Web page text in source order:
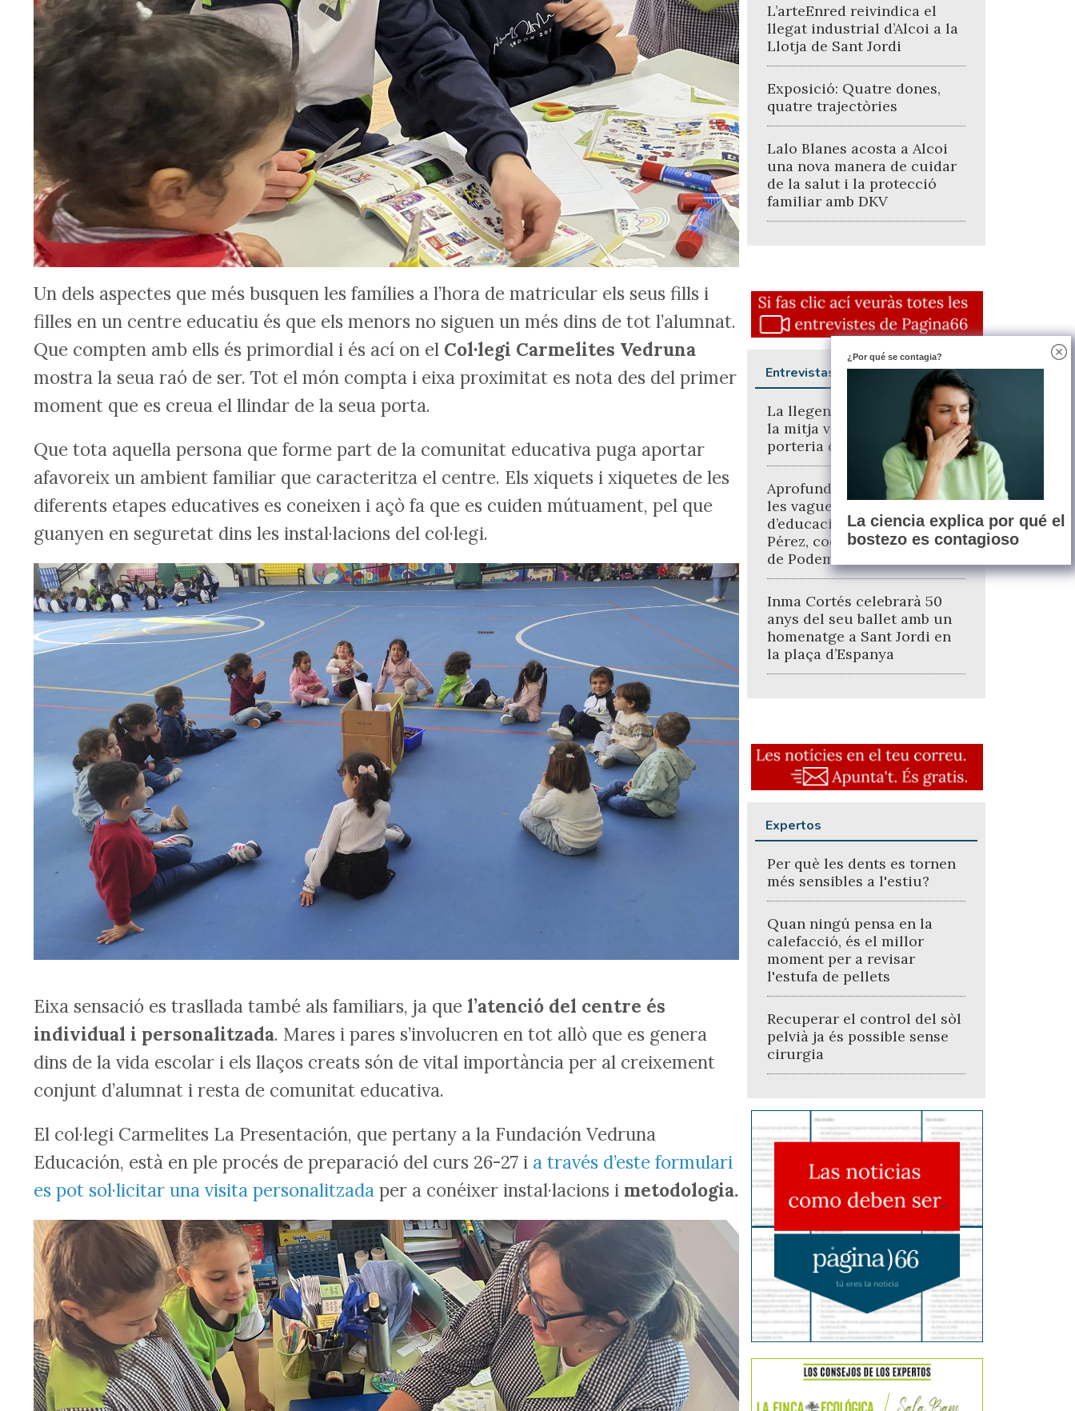
Un dels aspectes que més busquen les famílies a l’hora de matricular els seus fills i
filles en un centre educatiu és que els menors no siguen un més dins de tot l’alumnat.
Que compten amb ells és primordial i és ací on el Col·legi Carmelites Vedruna
mostra la seua raó de ser. Tot el món compta i eixa proximitat es nota des del primer
moment que es creua el llindar de la seua porta.
Que tota aquella persona que forme part de la comunitat educativa puga aportar
afavoreix un ambient familiar que caracteritza el centre. Els xiquets i xiquetes de les
diferents etapes educatives es coneixen i açò fa que es cuiden mútuament, pel que
guanyen en seguretat dins les instal·lacions del col·legi.
Eixa sensació es trasllada també als familiars, ja que l’atenció del centre és
individual i personalitzada. Mares i pares s’involucren en tot allò que es genera
dins de la vida escolar i els llaços creats són de vital importància per al creixement
conjunt d’alumnat i resta de comunitat educativa.
El col·legi Carmelites La Presentación, que pertany a la Fundación Vedruna
Educación, està en ple procés de preparació del curs 26-27 i a través d’este formulari
es pot sol·licitar una visita personalitzada per a conéixer instal·lacions i metodologia.
L’arteEnred reivindica el
llegat industrial d’Alcoi a la
Llotja de Sant Jordi
Exposició: Quatre dones,
quatre trajectòries
Lalo Blanes acosta a Alcoi
una nova manera de cuidar
de la salut i la protecció
familiar amb DKV
Entrevistas
La llegenda ‘Guiri’ repassa
la mitja vida defensant la
porteria de l’Alcodiam
Aprofundim sobre la Canal i
les vagues de Vectalia i
d’educació amb Mª Teresa
Pérez, coordinadora general
de Podem País Valencià
Inma Cortés celebrarà 50
anys del seu ballet amb un
homenatge a Sant Jordi en
la plaça d’Espanya
Expertos
Per què les dents es tornen
més sensibles a l'estiu?
Quan ningú pensa en la
calefacció, és el millor
moment per a revisar
l'estufa de pellets
Recuperar el control del sòl
pelvià ja és possible sense
cirurgia
¿Por qué se contagia?
La ciencia explica por qué el
bostezo es contagioso